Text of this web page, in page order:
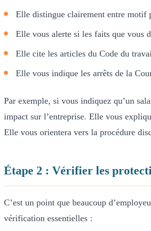
Elle distingue clairement entre motif
Elle vous alerte si les faits que vous
Elle cite les articles du Code du
Elle vous indique les arrêts de la
Par exemple, si vous indiquez qu’un
impact sur l’entreprise. Elle vous
Elle vous orientera vers la procédure
Étape 2 : Vérifier les
C’est un point que beaucoup
vérification essentielles :